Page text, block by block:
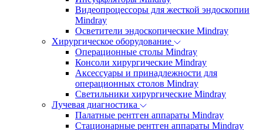
Видеопроцессоры для жесткой эндоскопии
Mindray
Осветители эндоскопические Mindray
Хирургическое оборудование
Операционные столы Mindray
Консоли хирургические Mindray
Аксессуары и принадлежности для
операционных столов Mindray
Светильники хирургические Mindray
Лучевая диагностика
Палатные рентген аппараты Mindray
Стационарные рентген аппараты Mindray